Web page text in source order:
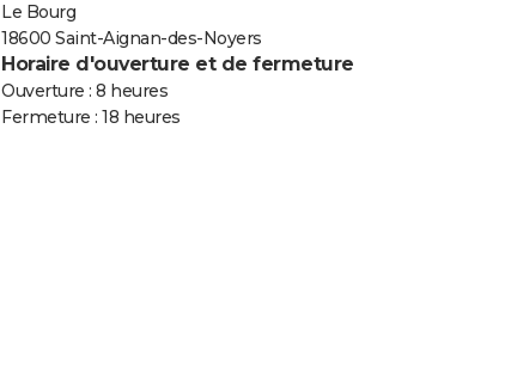
Le Bourg
18600 Saint-Aignan-des-Noyers
Horaire d'ouverture et de fermeture
Ouverture : 8 heures
Fermeture : 18 heures